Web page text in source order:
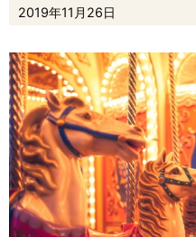
2019年11月26日